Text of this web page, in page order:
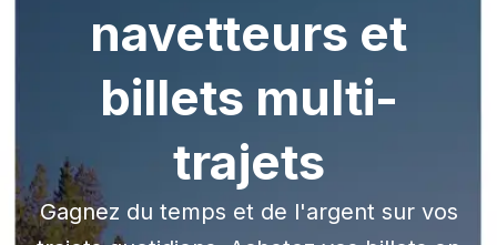
navetteurs et
billets multi-
trajets
Gagnez du temps et de l'argent sur vos